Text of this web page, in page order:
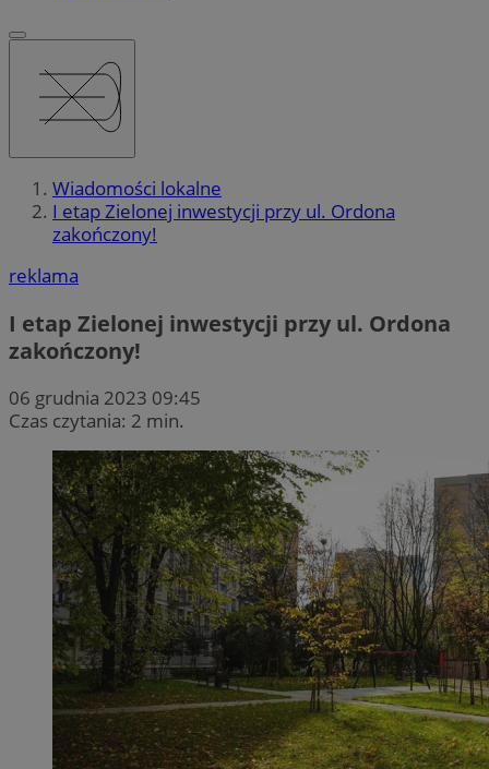
Wiadomości lokalne
I etap Zielonej inwestycji przy ul. Ordona
zakończony!
reklama
I etap Zielonej inwestycji przy ul. Ordona
zakończony!
06 grudnia 2023 09:45
Czas czytania: 2 min.